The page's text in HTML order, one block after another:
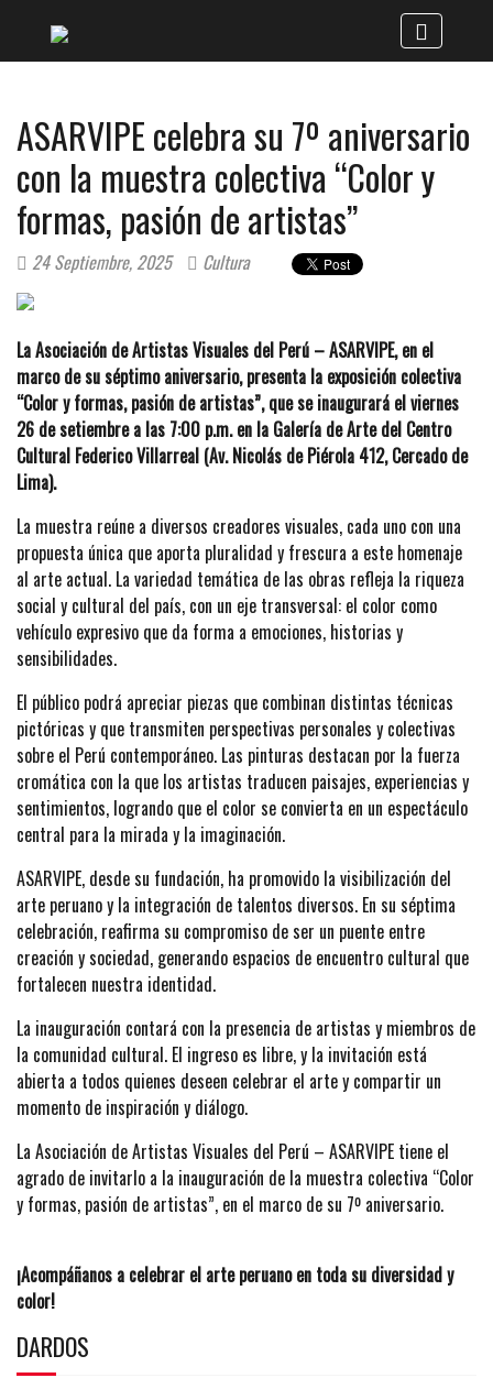
ASARVIPE celebra su 7º aniversario
con la muestra colectiva “Color y
formas, pasión de artistas”
24 Septiembre, 2025 Cultura
La Asociación de Artistas Visuales del Perú – ASARVIPE, en el
marco de su séptimo aniversario, presenta la exposición colectiva
“Color y formas, pasión de artistas”, que se inaugurará el viernes
26 de setiembre a las 7:00 p.m. en la Galería de Arte del Centro
Cultural Federico Villarreal (Av. Nicolás de Piérola 412, Cercado de
Lima).
La muestra reúne a diversos creadores visuales, cada uno con una
propuesta única que aporta pluralidad y frescura a este homenaje
al arte actual. La variedad temática de las obras refleja la riqueza
social y cultural del país, con un eje transversal: el color como
vehículo expresivo que da forma a emociones, historias y
sensibilidades.
El público podrá apreciar piezas que combinan distintas técnicas
pictóricas y que transmiten perspectivas personales y colectivas
sobre el Perú contemporáneo. Las pinturas destacan por la fuerza
cromática con la que los artistas traducen paisajes, experiencias y
sentimientos, logrando que el color se convierta en un espectáculo
central para la mirada y la imaginación.
ASARVIPE, desde su fundación, ha promovido la visibilización del
arte peruano y la integración de talentos diversos. En su séptima
celebración, reafirma su compromiso de ser un puente entre
creación y sociedad, generando espacios de encuentro cultural que
fortalecen nuestra identidad.
La inauguración contará con la presencia de artistas y miembros de
la comunidad cultural. El ingreso es libre, y la invitación está
abierta a todos quienes deseen celebrar el arte y compartir un
momento de inspiración y diálogo.
La Asociación de Artistas Visuales del Perú – ASARVIPE tiene el
agrado de invitarlo a la inauguración de la muestra colectiva “Color
y formas, pasión de artistas”, en el marco de su 7º aniversario.
¡Acompáñanos a celebrar el arte peruano en toda su diversidad y
color!
DARDOS